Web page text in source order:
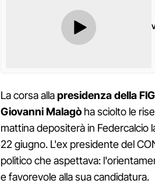
La corsa allapresidenza della
Giovanni Malagò ha sciolto le
mattina depositerà in Federcalcio
22 giugno. L'ex presidente del
politico che aspettava:
e favorevole alla sua candidatura.